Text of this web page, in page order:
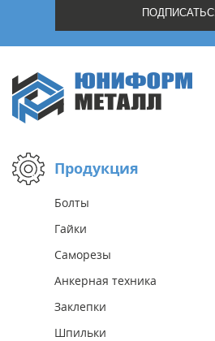
Продукция
Болты
Гайки
Саморезы
Анкерная техника
Заклепки
Шпильки